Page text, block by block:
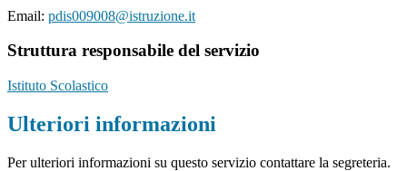
Email: pdis009008@istruzione.it
Struttura responsabile del servizio
Istituto Scolastico
Ulteriori informazioni
Per ulteriori informazioni su questo servizio contattare la segreteria.